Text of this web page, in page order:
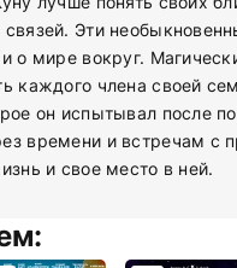
связей. Эти
о мире вокруг.
каждого члена своей
он испытывал после
времени и встречам
и свое место в ней.